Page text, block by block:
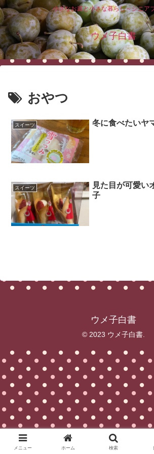
小さなお庭と小さな暮らし～シニア
ウメ子白書
おやつ
スイーツ 冬に食べたいヤ
スイーツ
見た目が可愛い
子
ウメ子白書
© 2023 ウメ子白書.
メニュー ホーム 検索